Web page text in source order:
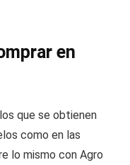
en
que se obtienen
como en las
lo mismo con Agro